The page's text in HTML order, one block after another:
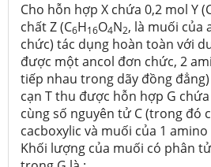
Cho hỗn hợp X chứa 0,2 mol Y
chất Z (C6H16O4N2, là muối của
chức) tác dụng hoàn toàn với
được một ancol đơn chức, 2
tiếp nhau trong dãy đồng đẳng)
cạn T thu được hỗn hợp G
cùng số nguyên tử C (trong đó
cacboxylic và muối của 1
Khối lượng của muối có phân